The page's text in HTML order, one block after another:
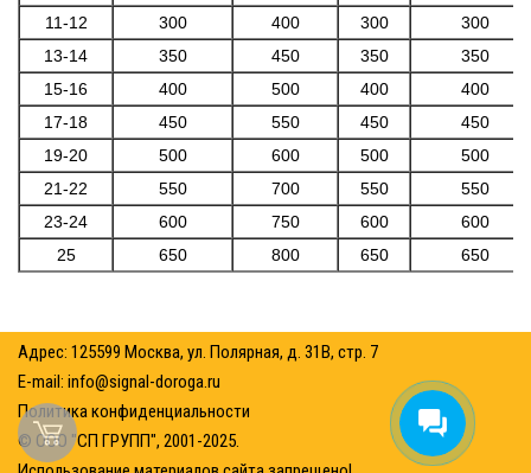
11-12
300 400 300
300
13-14
350 450 350
350
15-16
400 500 400
400
17-18
450 550 450
450
19-20
500 600 500
500
21-22
550 700 550
550
23-24
600 750 600
600
25
650 800 650 650
Адрес: 125599 Москва, ул. Полярная, д. 31В, стр. 7
E-mail: info@signal-doroga.ru
Политика конфиденциальности
© ООО "СП ГРУПП", 2001-2025.